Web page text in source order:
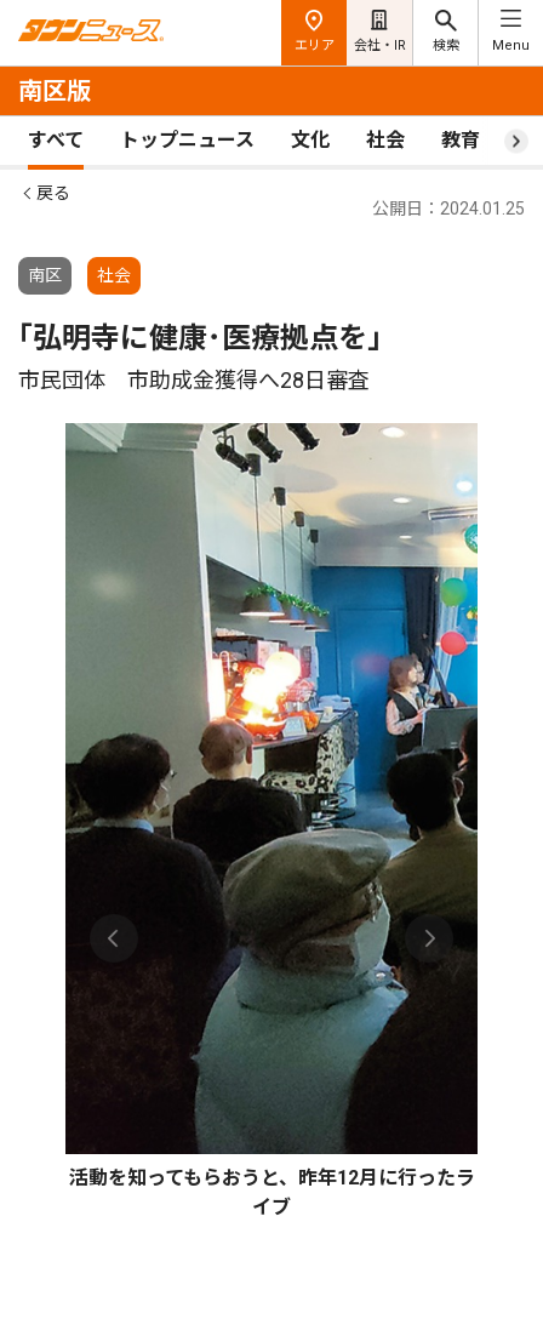
エリア 会社・IR 検索 Menu
南区版
すべて トップニュース 文化 社会 教育 ス
戻る
南区 社会
公開日：2024.01.25
｢弘明寺に健康･医療拠点を｣
市民団体 市助成金獲得へ28日審査
活動を知ってもらおうと、昨年12月に行ったラ
イブ